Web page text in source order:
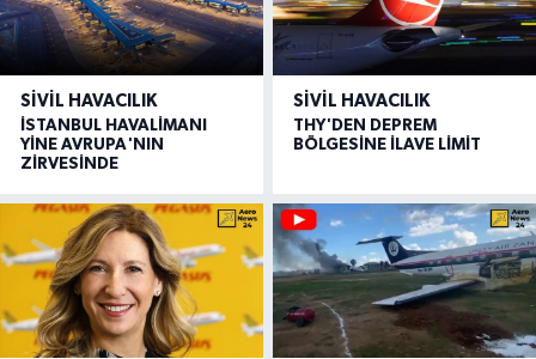
SIVIL HAVACILIK
İSTANBUL HAVALİMANI
YİNE AVRUPA'NIN
ZİRVESİNDE
SIVIL HAVACILIK
THY'DEN DEPREM
BÖLGESİNE İLAVE LİMİT